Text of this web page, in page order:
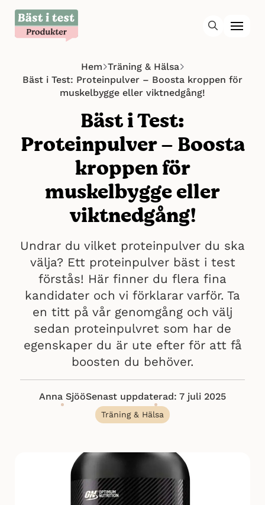
Hem Träning & Hälsa
Bäst i Test: Proteinpulver – Boosta kroppen för
muskelbygge eller viktnedgång!
Bäst i Test:
Proteinpulver – Boosta
kroppen för
muskelbygge eller
viktnedgång!
Undrar du vilket proteinpulver du ska
välja? Ett proteinpulver bäst i test
förstås! Här finner du flera fina
kandidater och vi förklarar varför. Ta
en titt på vår genomgång och välj
sedan proteinpulvret som har de
egenskaper du är ute efter för att få
boosten du behöver.
Anna SjööSenast uppdaterad: 7 juli 2025
Träning & Hälsa